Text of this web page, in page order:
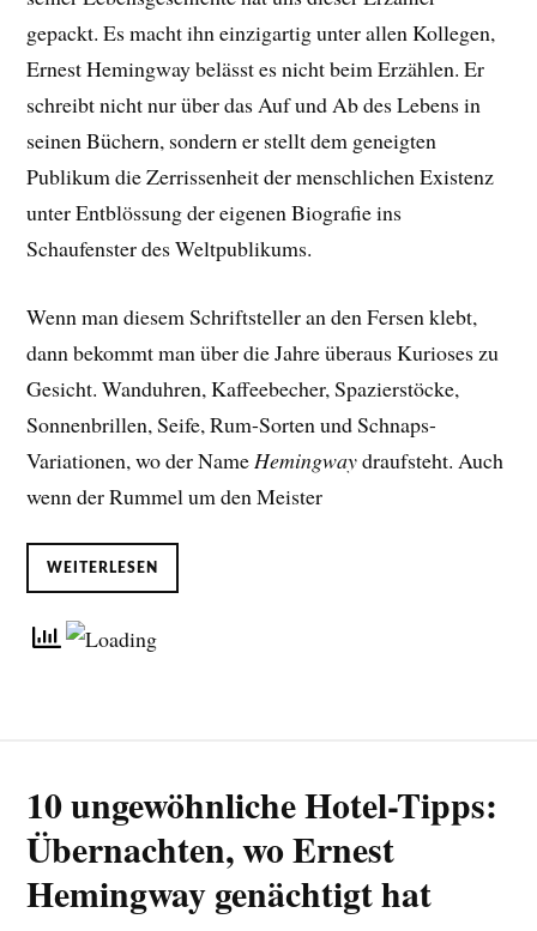
gepackt. Es macht ihn einzigartig unter allen Kollegen,
Ernest Hemingway belässt es nicht beim Erzählen. Er
schreibt nicht nur über das Auf und Ab des Lebens in
seinen Büchern, sondern er stellt dem geneigten
Publikum die Zerrissenheit der menschlichen Existenz
unter Entblössung der eigenen Biografie ins
Schaufenster des Weltpublikums.
Wenn man diesem Schriftsteller an den Fersen klebt,
dann bekommt man über die Jahre überaus Kurioses zu
Gesicht. Wanduhren, Kaffeebecher, Spazierstöcke,
Sonnenbrillen, Seife, Rum-Sorten und Schnaps-
Variationen, wo der NameHemingwaydraufsteht. Auch
wenn der Rummel um den Meister
WEITERLESEN
10 ungewöhnliche Hotel-Tipps:
Übernachten, wo Ernest
Hemingway genächtigt hat